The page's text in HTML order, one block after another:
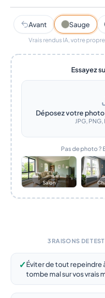
Sauge
Avant Sauge
Vrais rendus IA, votre
Essayez
Déposez votre
JPG, PNG,
Pas de photo ?
Salon
3 RAISONS DE
✓Éviter de tout repeindre
tombe mal sur vos vrais